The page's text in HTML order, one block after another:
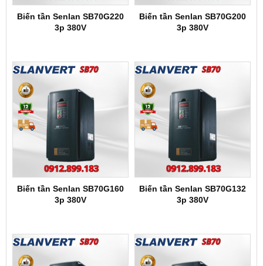
Biến tần Senlan SB70G220
3p 380V
Biến tần Senlan SB70G200
3p 380V
Biến tần Senlan SB70G160
3p 380V
Biến tần Senlan SB70G132
3p 380V